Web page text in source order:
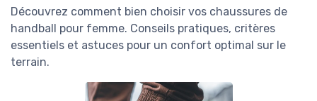
Découvrez comment bien choisir vos chaussures de
handball pour femme. Conseils pratiques, critères
essentiels et astuces pour un confort optimal sur le
terrain.